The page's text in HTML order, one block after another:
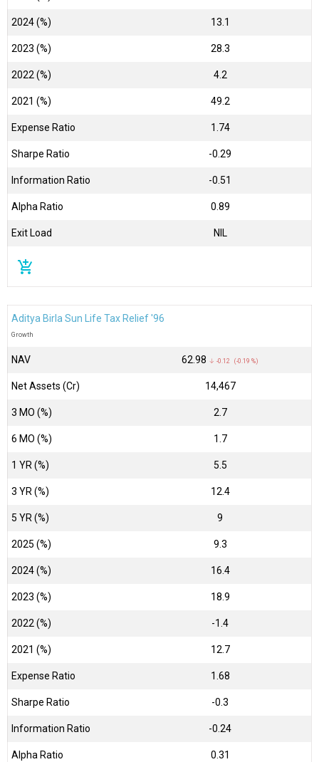
2024 (%) 13.1
2023 (%) 28.3
2022 (%) 4.2
2021 (%) 49.2
Expense Ratio 1.74
Sharpe Ratio -0.29
Information Ratio -0.51
Alpha Ratio 0.89
Exit Load NIL
add_shopping_cart
Aditya Birla Sun Life Tax Relief '96
Growth
NAV ₹62.98 ↓ -0.12 (-0.19 %)
Net Assets (Cr) ₹14,467
3 MO (%) 2.7
6 MO (%) 1.7
1 YR (%) 5.5
3 YR (%) 12.4
5 YR (%) 9
2025 (%) 9.3
2024 (%) 16.4
2023 (%) 18.9
2022 (%) -1.4
2021 (%) 12.7
Expense Ratio 1.68
Sharpe Ratio -0.3
Information Ratio -0.24
Alpha Ratio 0.31